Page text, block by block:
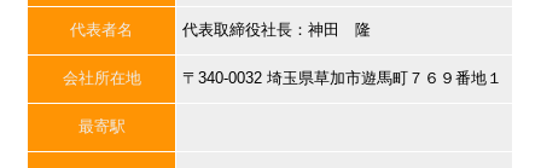
代表者名 代表取締役社長：神田 隆
会社所在地 〒340-0032 埼玉県草加市遊馬町７６９番地１
最寄駅